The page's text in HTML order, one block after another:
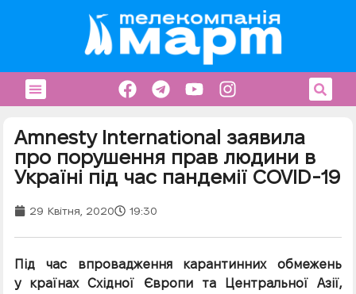
Amnesty International заявила
про порушення прав людини в
Україні під час пандемії COVID-19
29 Квітня, 2020 19:30
Під час впровадження карантинних обмежень
у країнах Східної Європи та Центральної Азії,